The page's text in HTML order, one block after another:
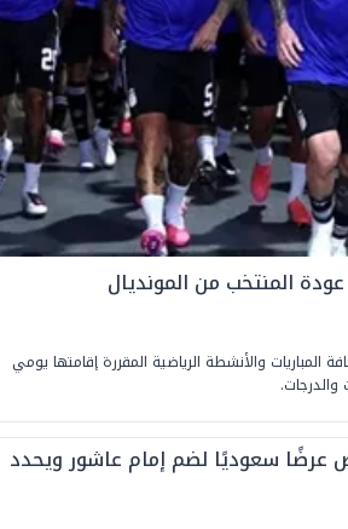
المنتخب من المونديال
المباريات والأنشطة الرياضية المقررة إقامتها يومي
عرضًا سعوديًا لضم إمام عاشور ويحدد